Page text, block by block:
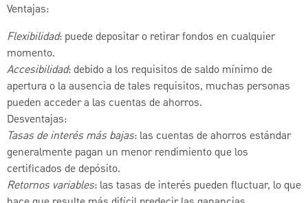
Ventajas:
Flexibilidad: puede depositar o retirar fondos en cualquier
momento.
Accesibilidad: debido a los requisitos de saldo mínimo de
apertura o la ausencia de tales requisitos, muchas personas
pueden acceder a las cuentas de ahorros.
Desventajas:
Tasas de interés más bajas: las cuentas de ahorros estándar
generalmente pagan un menor rendimiento que los
certificados de depósito.
Retornos variables: las tasas de interés pueden fluctuar, lo que